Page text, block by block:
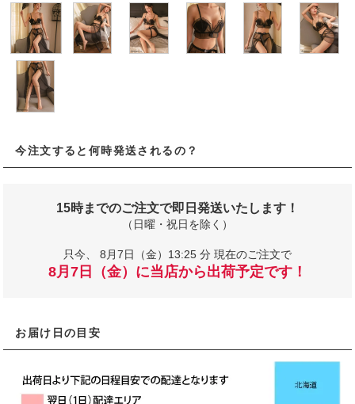
今注文すると何時発送されるの？
15時までのご注文で即日発送いたします！
（日曜・祝日を除く）
只今、 8月7日（金）13:25 分 現在のご注文で
8月7日（金）に当店から出荷予定です！
お届け日の目安